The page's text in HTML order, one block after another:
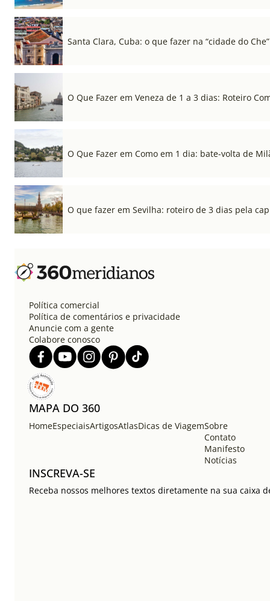
Santa Clara, Cuba: o que fazer na “cidade do Che”
O Que Fazer em Veneza de 1 a 3 dias: Roteiro
O Que Fazer em Como em 1 dia: bate-volta de
O que fazer em Sevilha: roteiro de 3 dias pela
Política comercial
Política de comentários e privacidade
Anuncie com a gente
Colabore conosco
MAPA DO 360
HomeEspeciaisArtigosAtlasDicas de ViagemSobre
Contato
Manifesto
Notícias
INSCREVA-SE
Receba nossos melhores textos diretamente na sua caixa